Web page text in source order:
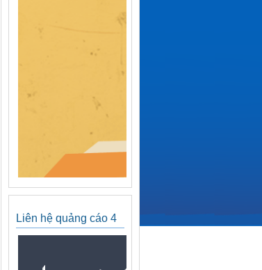
Liên hệ quảng cáo 4